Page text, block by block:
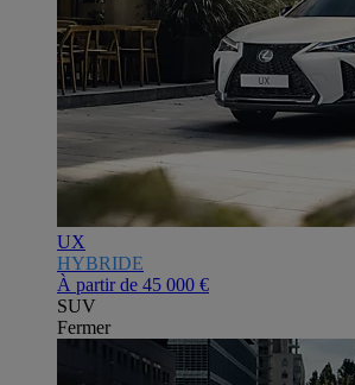
UX
HYBRIDE
À partir de 45 000 €
SUV
Fermer